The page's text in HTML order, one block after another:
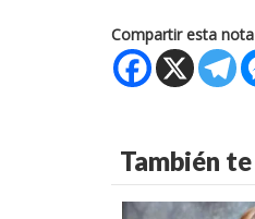
Compartir esta nota
También